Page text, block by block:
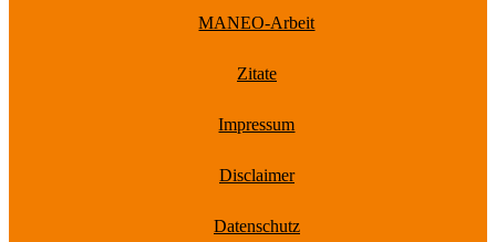
MANEO-Arbeit
Zitate
Impressum
Disclaimer
Datenschutz